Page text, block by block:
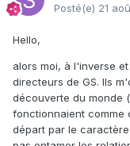
Posté(e) 21
Hello,
alors moi, à l'inverse
directeurs de GS. Ils
découverte du monde
fonctionnaient comme
départ par le